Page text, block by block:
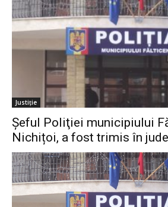
Justiție
Şeful Poliţiei municipiului
Nichițoi, a fost trimis în